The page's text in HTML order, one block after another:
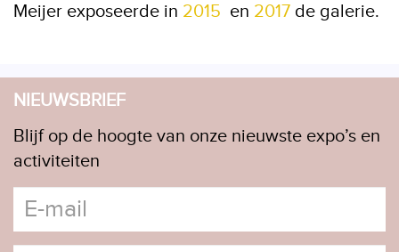
Meijer exposeerde in 2015 en 2017 de galerie.
NIEUWSBRIEF
Blijf op de hoogte van onze nieuwste expo’s en
activiteiten